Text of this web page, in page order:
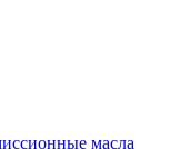
масла